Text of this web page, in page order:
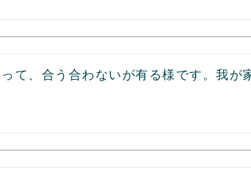
て、合う合わないが有る様です。我が